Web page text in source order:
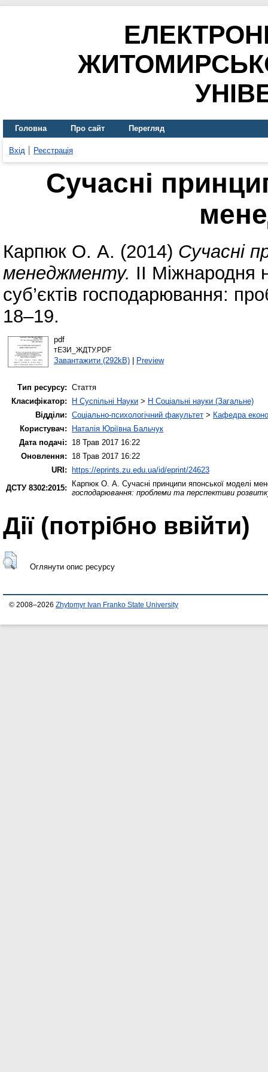
Головна Про сайт Перегляд
Вхід Реєстрація
Сучасні
Карпюк О. А. (2014) Сучасні
менеджменту. ІІ
суб’єктів господарювання:
18–19.
pdf
тЕЗИ_ЖДТУ.PDF
Завантажити (292kB)| Preview
Тип ресурсу: Стаття
Класифікатор:
H Суспільні Науки > H Соціальні науки (Загальне)
Відділи: Соціально-психологічний факультет > Кафедра
Користувач:
Наталія Юріївна Бальчук
Дата подачі:
18 Трав 2017 16:22
Оновлення:
18 Трав 2017 16:22
URI:
https://eprints.zu.edu.ua/id/eprint/24623
ДСТУ 8302:2015:
Карпюк О. А. Сучасні принципи японської моделі
господарювання: проблеми та перспективи
Дії ​​(потрібно ввійти)
Оглянути опис ресурсу
© 2008–2026 Zhytomyr Ivan Franko State University